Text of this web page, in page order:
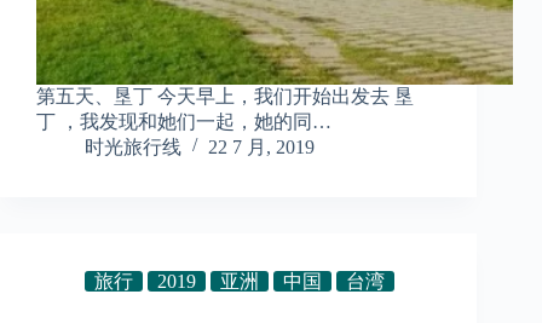
第五天、垦丁 今天早上，我们开始出发去 垦
丁 ，我发现和她们一起，她的同…
时光旅行线
22 7 月, 2019
旅行 2019 亚洲 中国 台湾